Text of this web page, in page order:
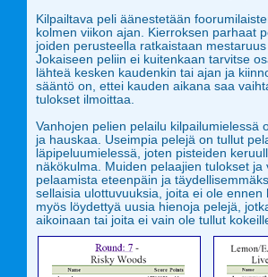
Kilpailtava peli äänestetään
kolmen viikon ajan. Kierroksen parhaat
joiden perusteella ratkaistaan
Jokaiseen peliin ei kuitenkaan tarvitse
lähteä kesken kaudenkin tai ajan ja
sääntö on, ettei kauden aikana saa
tulokset ilmoittaa.
Vanhojen pelien pelailu kilpailumielessä
ja hauskaa. Useimpia pelejä on tullut
läpipeluumielessä, joten pisteiden
näkökulma. Muiden pelaajien tulokset
pelaamista eteenpäin ja
sellaisia ulottuvuuksia, joita ei ole ennen
myös löydettyä uusia hienoja pelejä,
aikoinaan tai joita ei vain ole tullut